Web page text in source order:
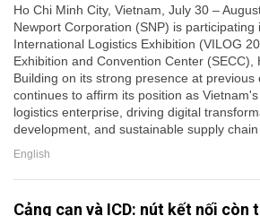
Ho Chi Minh City, Vietnam, July 30 –
Newport Corporation (SNP) is participating
International Logistics Exhibition (VILOG
Exhibition and Convention Center (SECC),
Building on its strong presence at previous
continues to affirm its position as
logistics enterprise, driving digital
development, and sustainable supply
English
Cảng cạn và ICD: nút kết nối còn